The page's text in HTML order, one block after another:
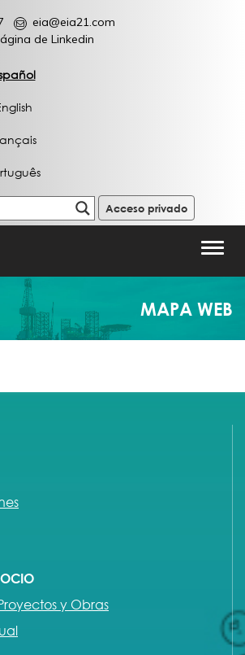
eia@eia21.com
de Linkedin
Acceso privado
MAPA WEB
y Obras